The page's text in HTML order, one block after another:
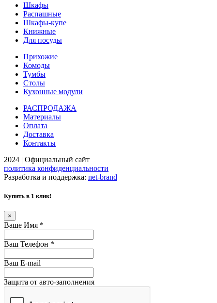
Шкафы
Распашные
Шкафы-купе
Книжные
Для посуды
Прихожие
Комоды
Тумбы
Столы
Кухонные модули
РАСПРОДАЖА
Материалы
Оплата
Доставка
Контакты
2024 | Официальный сайт
политика конфиденциальности
Разработка и поддержка: net-brand
Купить в 1 клик!
×
Ваше Имя *
Ваш Телефон *
Ваш E-mail
Защита от авто-заполнения